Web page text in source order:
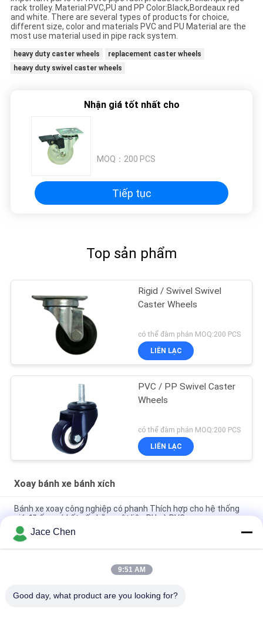
TRANG
WEB
CHÍNH
rack trolley. Material:PVC,PU and PP Color:Black,Bordeaux red
and white. There are several types of products for choice,
different size, color and materials PVC and PU Material are the
most use material used in pipe rack system.
heavy duty caster wheels
replacement caster wheels
heavy duty swivel caster wheels
Nhận giá tốt nhất cho
MOQ： 200 PCS
Tiếp tục
Top sản phẩm
Rigid / Swivel Swivel
Caster Wheels
có thể đàm phán MOQ:200 PCS
LIÊN LẠC
PVC / PP Swivel Caster
Wheels
có thể đàm phán MOQ:200 PCS
LIÊN LẠC
Xoay bánh xe bánh xích
Bánh xe xoay công nghiệp có phanh Thích hợp cho hệ thống
giá đỡ ống có kết cấu bằng vật liệu PU và PVC
PVC Black Flower Cố định Vật liệu Castor Chất lượng PVC
Polyurethane Ethylene
3" 4"5" Bánh xe xoay hạng nặng PU tấm cứng cho hệ thống giá
Jace Chen
9:51 AM
Good day, what product are you looking for?